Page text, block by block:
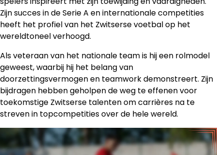
Zijn succes in de Serie A en internationale competities
heeft het profiel van het Zwitserse voetbal op het
wereldtoneel verhoogd.
Als veteraan van het nationale team is hij een rolmodel
geweest, waarbij hij het belang van
doorzettingsvermogen en teamwork demonstreert. Zijn
bijdragen hebben geholpen de weg te effenen voor
toekomstige Zwitserse talenten om carrières na te
streven in topcompetities over de hele wereld.